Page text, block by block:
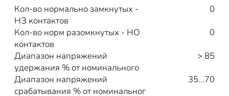
Кол-во нормально замкнутых -
НЗ контактов
0
Кол-во норм разомкнутых - НО
контактов
0
Диапазон напряжений
удержания % от номинального
> 85
Диапазон напряжений
срабатывания % от номинальног
35...70